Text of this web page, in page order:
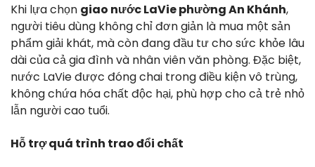
Khi lựa chọn giao nước LaVie phường An Khánh,
người tiêu dùng không chỉ đơn giản là mua một sản
phẩm giải khát, mà còn đang đầu tư cho sức khỏe lâu
dài của cả gia đình và nhân viên văn phòng. Đặc biệt,
nước LaVie được đóng chai trong điều kiện vô trùng,
không chứa hóa chất độc hại, phù hợp cho cả trẻ nhỏ
lẫn người cao tuổi.
Hỗ trợ quá trình trao đổi chất